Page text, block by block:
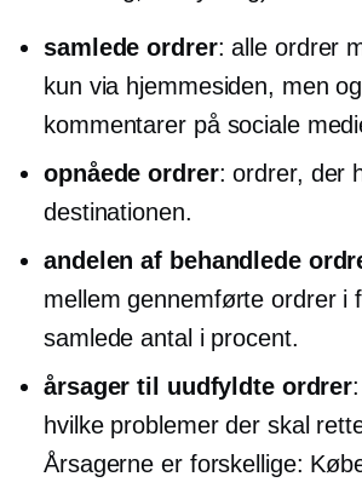
samlede ordrer: alle ordrer
kun via hjemmesiden, men
kommentarer på sociale
opnåede ordrer: ordrer, der
destinationen.
andelen af ​​behandlede
mellem gennemførte ordrer i
samlede antal i procent.
årsager til uudfyldte ordrer
hvilke problemer der skal
Årsagerne er forskellige: